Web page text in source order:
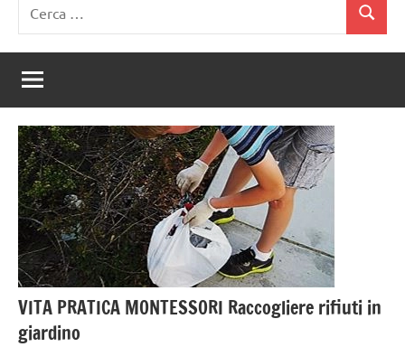
per:
Cerca
VITA PRATICA MONTESSORI Raccogliere rifiuti in
giardino